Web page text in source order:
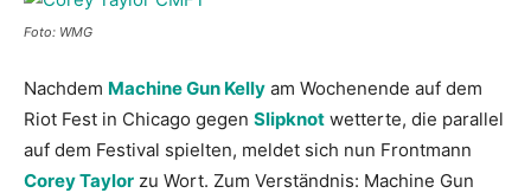
Foto: WMG
Nachdem Machine Gun Kelly am Wochenende auf dem
Riot Fest in Chicago gegen Slipknot wetterte, die parallel
auf dem Festival spielten, meldet sich nun Frontmann
Corey Taylor zu Wort. Zum Verständnis: Machine Gun